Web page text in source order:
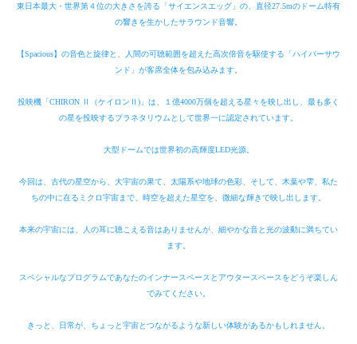
東日本最大・世界第４位の大きさを誇る「サイエンスエッグ」の、直径27.5mのドーム特有
の響きを生かしたサラウンド音響。
【Spacious】の音色と旋律と、人間の可聴範囲を超えた高次倍音を駆使する「ハイパーサウ
ンド」が客席全体を包み込みます。
投映機「CHIRON Ⅱ（ケイロンⅡ)」は、１億4000万個を超える星々を映し出し、最も多く
の星を投映するプラネタリウムとして世界一に認定されています。
大型ドームでは世界初の高輝度LED光源。
今回は、古代の星空から、大宇宙の果て、太陽系や地球の色彩、そして、木葉や雫、私た
ちの中に在るミクロ宇宙まで、時空を超えた星空を、微細な輝きで映し出します。
本来の宇宙には、人の耳に聴こえる音はありませんが、細やかな音と光の波動に満ちてい
ます。
スペシャルなプログラムであなたのインナースペースとアウタースペースをどうぞ楽しん
でみてください。
きっと、日常が、ちょっと宇宙とつながるような新しい体験があるかもしれません。